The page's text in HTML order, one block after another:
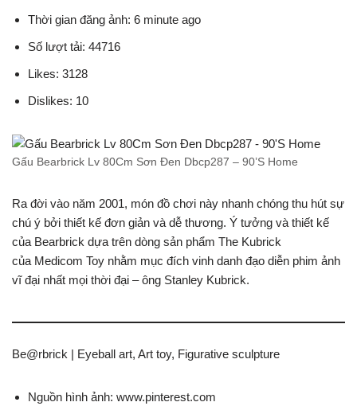
Thời gian đăng ảnh: 6 minute ago
Số lượt tải: 44716
Likes: 3128
Dislikes: 10
Gấu Bearbrick Lv 80Cm Sơn Đen Dbcp287 – 90’S Home
Ra đời vào năm 2001, món đồ chơi này nhanh chóng thu hút sự
chú ý bởi thiết kế đơn giản và dễ thương. Ý tưởng và thiết kế
của Bearbrick dựa trên dòng sản phẩm The Kubrick
của Medicom Toy nhằm mục đích vinh danh đạo diễn phim ảnh
vĩ đại nhất mọi thời đại – ông Stanley Kubrick.
Be@rbrick | Eyeball art, Art toy, Figurative sculpture
Nguồn hình ảnh: www.pinterest.com